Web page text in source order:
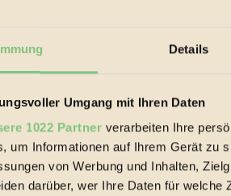
Details
Umgang mit Ihren Daten
1022 Partner verarbeiten Ihre
um Informationen auf Ihrem Gerät zu
von Werbung und Inhalten,
darüber, wer Ihre Daten für